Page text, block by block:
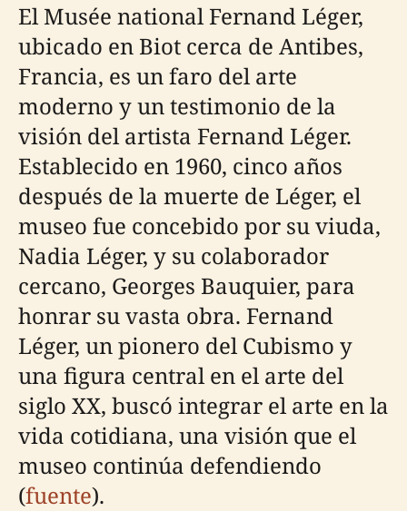
El Musée national Fernand Léger,
ubicado en Biot cerca de Antibes,
Francia, es un faro del arte
moderno y un testimonio de la
visión del artista Fernand Léger.
Establecido en 1960, cinco años
después de la muerte de Léger, el
museo fue concebido por su viuda,
Nadia Léger, y su colaborador
cercano, Georges Bauquier, para
honrar su vasta obra. Fernand
Léger, un pionero del Cubismo y
una figura central en el arte del
siglo XX, buscó integrar el arte en la
vida cotidiana, una visión que el
museo continúa defendiendo
(fuente).